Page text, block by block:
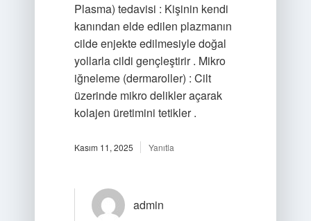
Plasma) tedavisi : Kişinin kendi
kanından elde edilen plazmanın
cilde enjekte edilmesiyle doğal
yollarla cildi gençleştirir . Mikro
iğneleme (dermaroller) : Cilt
üzerinde mikro delikler açarak
kolajen üretimini tetikler .
Kasım 11, 2025 Yanıtla
admin